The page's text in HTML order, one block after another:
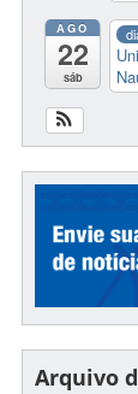
AGO
22
sáb
Arquivo